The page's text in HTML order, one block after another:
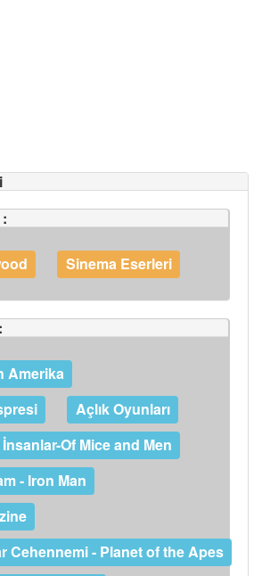
Sinema Eserleri
Amerika
Açlık Oyunları
Of Mice and Men
- Iron Man
Cehennemi - Planet of the Apes